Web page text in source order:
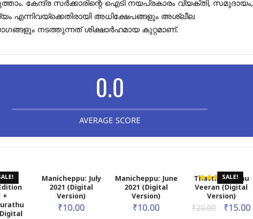
കേന്ദ്ര സർക്കാരിന്റെ ഐടി നയപ്രകാരം വ്യക്തി, സമുദായം,
എന്നിവയ്ക്കെതിരായി അധിക്ഷേപങ്ങളും അശ്ലീല
നടത്തുന്നത് ശിക്ഷാർഹമായ കുറ്റമാണ്.
0.0
AVERAGE SCORE
+
Manicheppu: July
2021 (Digital
Version)
₹10.00
Manicheppu: June
2021 (Digital
Version)
₹10.00
SALE!
Thattinpurathu
Veeran (Digital
Version)
Rated
5.00
out of 5
₹20.00 ₹15.00